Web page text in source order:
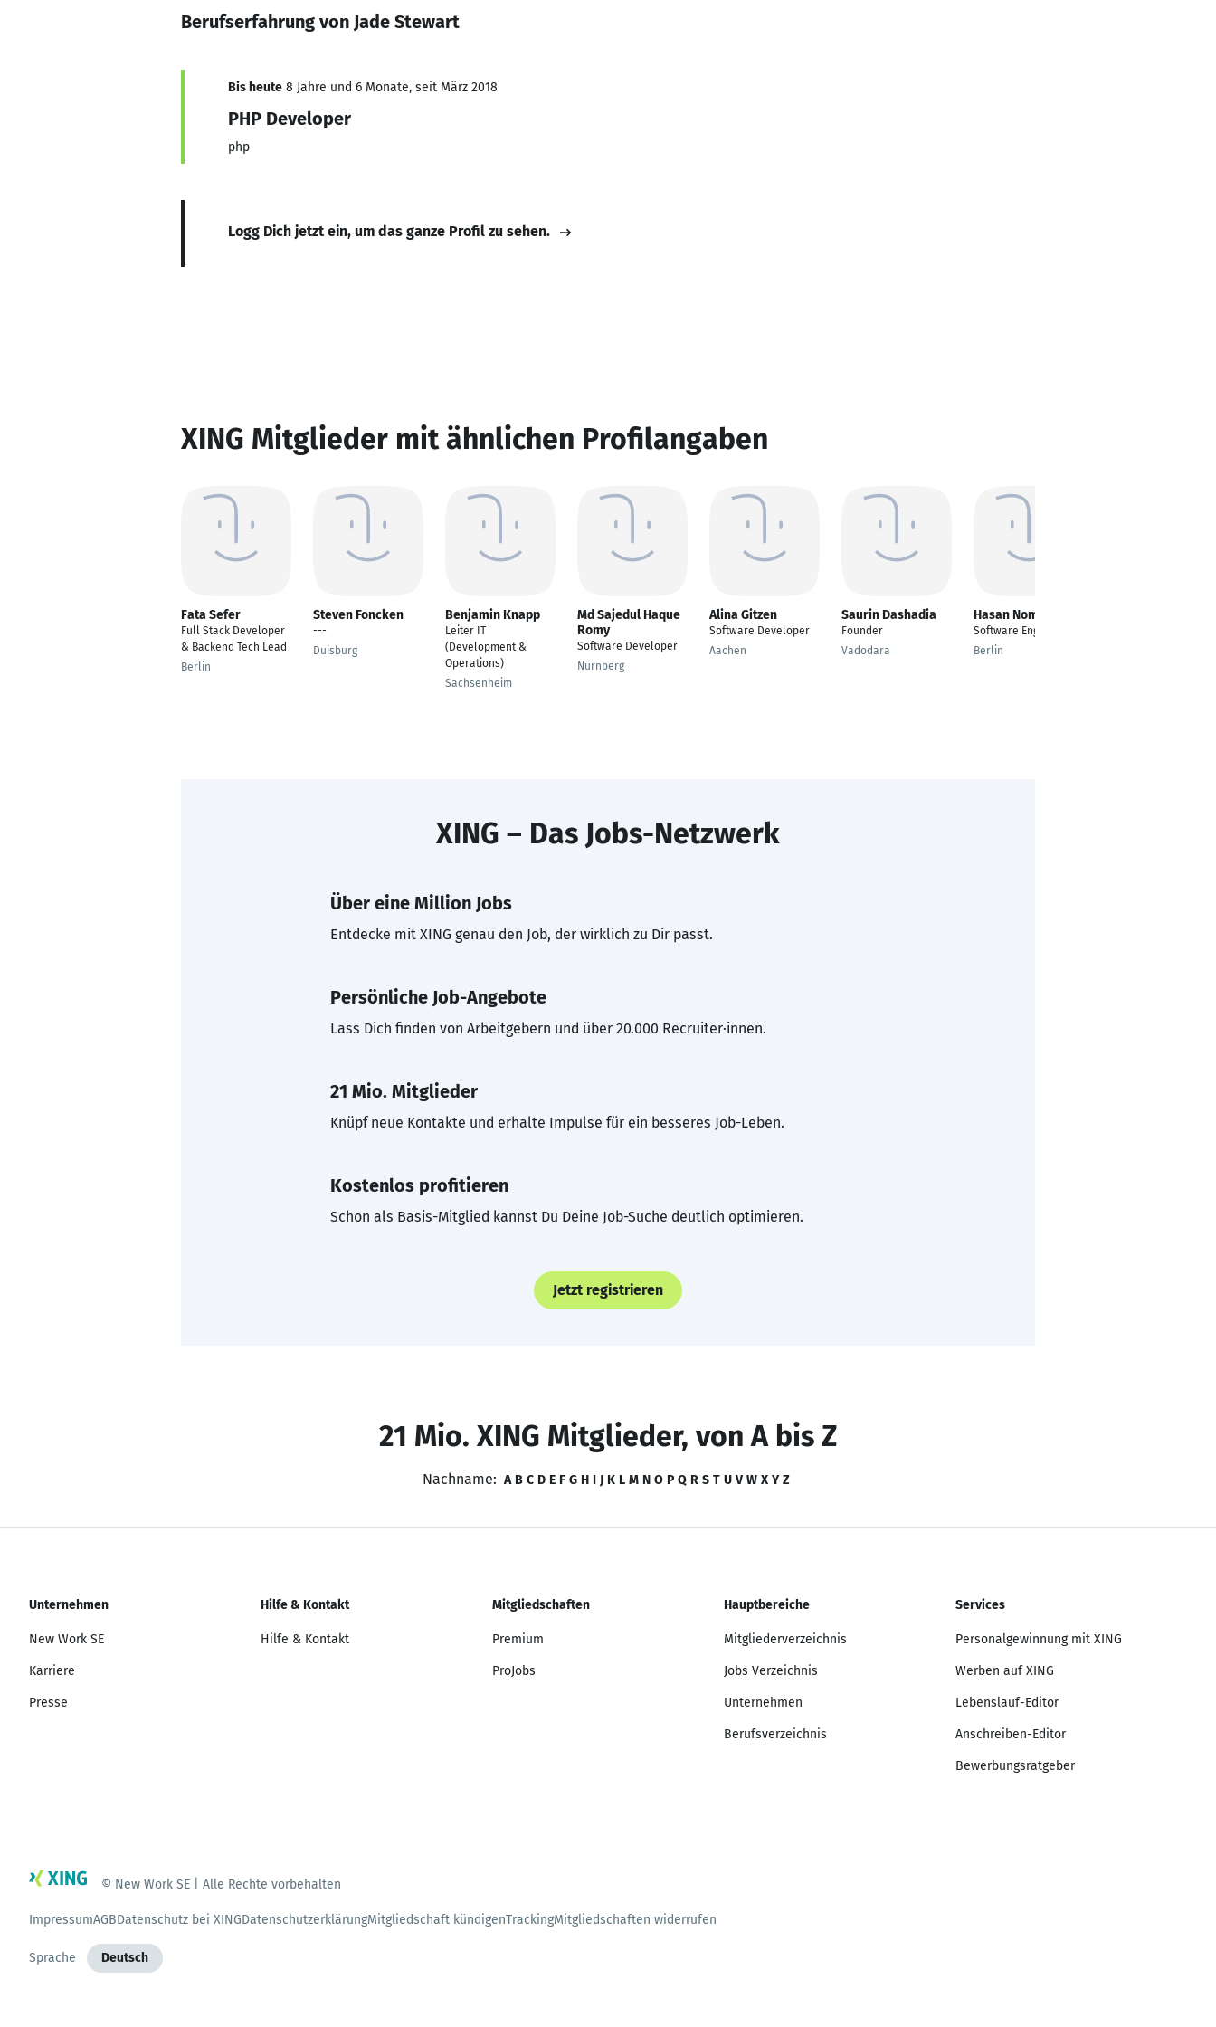
Berufserfahrung von Jade Stewart
Bis heute 8 Jahre und 6 Monate, seit März 2018
PHP Developer
php
Logg Dich jetzt ein, um das ganze Profil zu sehen.
XING Mitglieder mit ähnlichen Profilangaben
Fata Sefer
Full Stack Developer
& Backend Tech Lead
Berlin
Steven Foncken
---
Duisburg
Benjamin Knapp
Leiter IT
(Development &
Operations)
Sachsenheim
Md Sajedul Haque
Romy
Software Developer
Nürnberg
Alina Gitzen
Software Developer
Aachen
Saurin Dashadia
Founder
Vadodara
Hasan Noman
Software Engineering
Berlin
XING – Das Jobs-Netzwerk
Über eine Million Jobs
Entdecke mit XING genau den Job, der wirklich zu Dir passt.
Persönliche Job-Angebote
Lass Dich finden von Arbeitgebern und über 20.000 Recruiter·innen.
21 Mio. Mitglieder
Knüpf neue Kontakte und erhalte Impulse für ein besseres Job-Leben.
Kostenlos profitieren
Schon als Basis-Mitglied kannst Du Deine Job-Suche deutlich optimieren.
Jetzt registrieren
21 Mio. XING Mitglieder, von A bis Z
Nachname: A B C D E F G H I J K L M N O P Q R S T U V W X Y Z
Unternehmen
New Work SE
Karriere
Presse
Hilfe & Kontakt
Hilfe & Kontakt
Mitgliedschaften
Premium
ProJobs
Hauptbereiche
Mitgliederverzeichnis
Jobs Verzeichnis
Unternehmen
Berufsverzeichnis
Services
Personalgewinnung mit XING
Werben auf XING
Lebenslauf-Editor
Anschreiben-Editor
Bewerbungsratgeber
© New Work SE | Alle Rechte vorbehalten
ImpressumAGBDatenschutz bei XINGDatenschutzerklärungMitgliedschaft kündigenTrackingMitgliedschaften widerrufen
Sprache Deutsch